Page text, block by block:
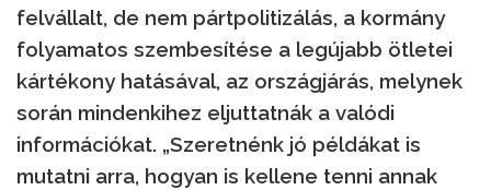
felvállalt, de nem pártpolitizálás, a kormány
folyamatos szembesítése a legújabb ötletei
kártékony hatásával, az országjárás, melynek
során mindenkihez eljuttatnák a valódi
információkat. „Szeretnénk jó példákat is
mutatni arra, hogyan is kellene tenni annak